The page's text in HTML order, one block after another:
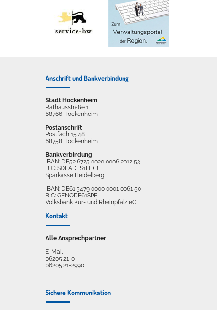
Anschrift und Bankverbindung
Stadt Hockenheim
Rathausstraße 1
68766 Hockenheim
Postanschrift
Postfach 15 48
68758 Hockenheim
Bankverbindung
IBAN: DE52 6725 0020 0006 2012 53
BIC: SOLADES1HDB
Sparkasse Heidelberg
IBAN: DE61 5479 0000 0001 0061 50
BIC: GENODE61SPE
Volksbank Kur- und Rheinpfalz eG
Kontakt
Alle Ansprechpartner
E-Mail
06205 21-0
06205 21-2990
Sichere Kommunikation